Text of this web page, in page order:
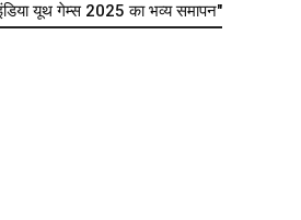
यूथ गेम्स 2025 का भव्य समापन"